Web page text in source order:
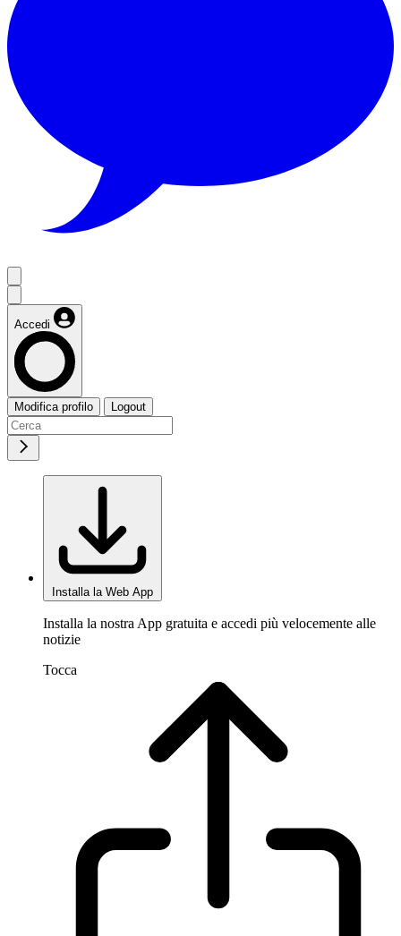
Accedi
Modifica profilo Logout
Installa la Web App
Installa la nostra App gratuita e accedi più velocemente alle
notizie
Tocca